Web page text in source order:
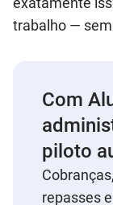
trabalho —
Com
piloto
repasses